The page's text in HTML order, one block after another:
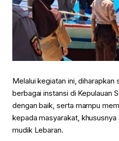
Melalui kegiatan ini, diharapkan
berbagai instansi di Kepulauan
dengan baik, serta mampu
kepada masyarakat,
mudik Lebaran.